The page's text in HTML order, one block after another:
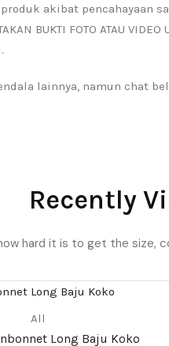
akibat pencahayaan
BUKTI FOTO ATAU
lainnya, namun chat
Recently
hard it is to get the size,
All
Long Baju Koko